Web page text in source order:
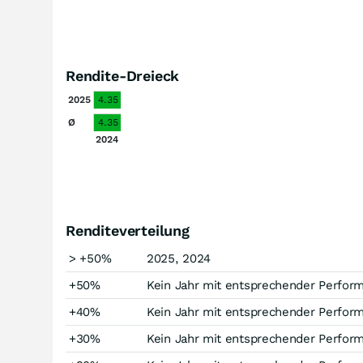
Rendite-Dreieck
2025
4.35
Ø
4.35
2024
Renditeverteilung
> +50%
2025, 2024
+50%
Kein Jahr mit entsprechender
+40%
Kein Jahr mit entsprechender
+30%
Kein Jahr mit entsprechender